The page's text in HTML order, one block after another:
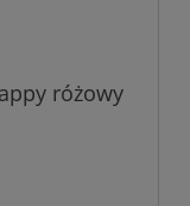
różowy